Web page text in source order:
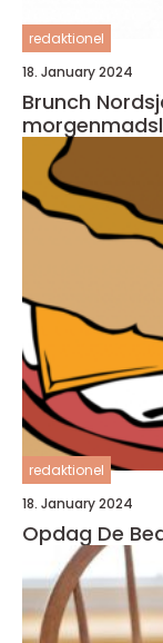
redaktionel
18. January 2024
Brunch
redaktionel
18. January 2024
Opdag De